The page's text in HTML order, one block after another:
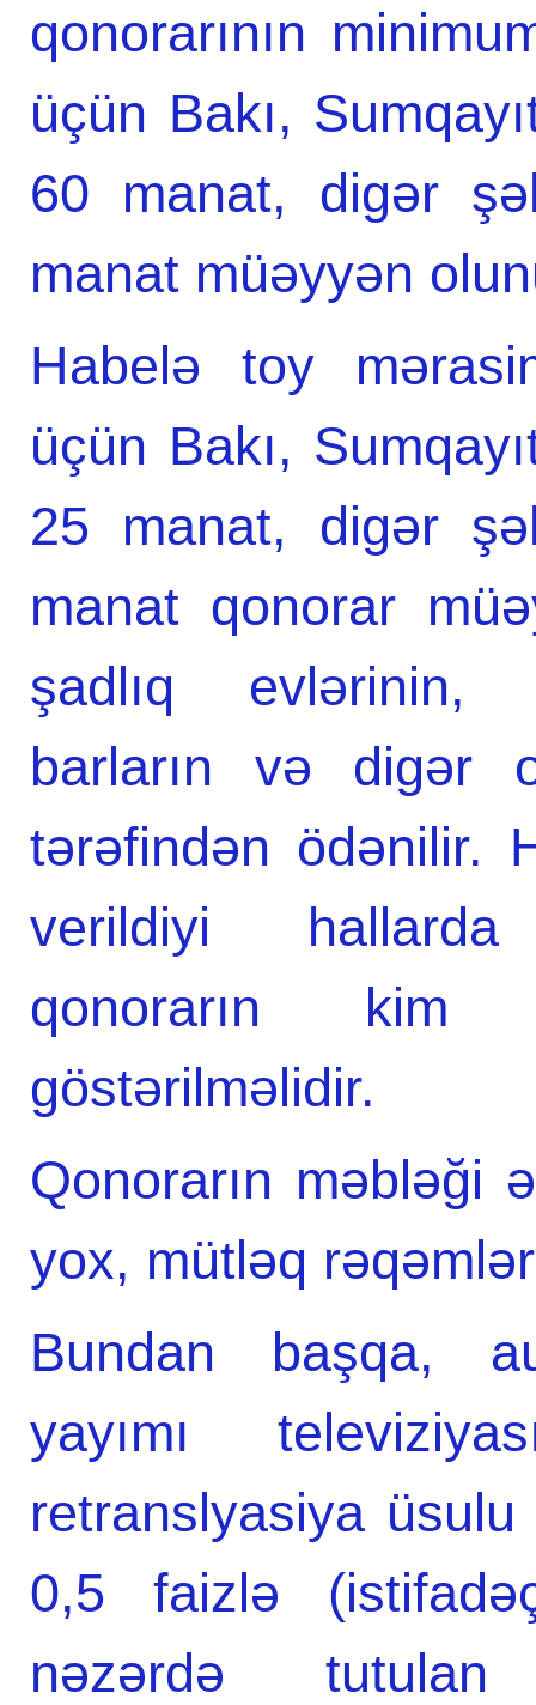
qonorarının
üçün Bakı,
60 manat, digər
manat müəyyən
Habelə toy
üçün Bakı,
25 manat, digər
manat qonorar
şadlıq evlərinin,
barların və digər
tərəfindən ödənilir.
verildiyi
qonorarın kim
göstərilməlidir.
Qonorarın məbləği
yox, mütləq
Bundan başqa,
yayımı
retranslyasiya üsulu
0,5 faizlə
nəzərdə tutulan